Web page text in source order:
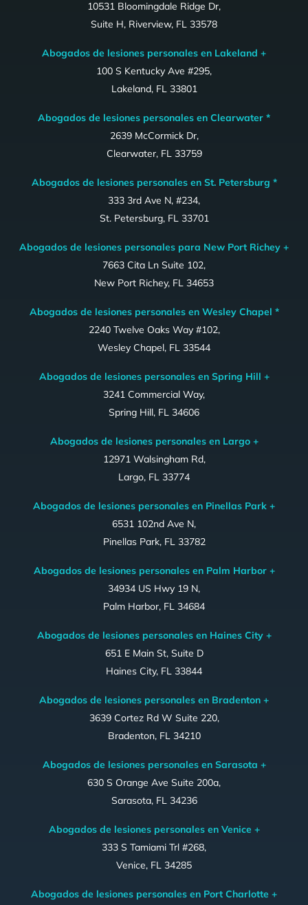
10531 Bloomingdale Ridge Dr,
Suite H, Riverview, FL 33578
Abogados de lesiones personales en Lakeland +
100 S Kentucky Ave #295,
Lakeland, FL 33801
Abogados de lesiones personales en Clearwater *
2639 McCormick Dr,
Clearwater, FL 33759
Abogados de lesiones personales en St. Petersburg *
333 3rd Ave N, #234,
St. Petersburg, FL 33701
Abogados de lesiones personales para New Port Richey +
7663 Cita Ln Suite 102,
New Port Richey, FL 34653
Abogados de lesiones personales en Wesley Chapel *
2240 Twelve Oaks Way #102,
Wesley Chapel, FL 33544
Abogados de lesiones personales en Spring Hill +
3241 Commercial Way,
Spring Hill, FL 34606
Abogados de lesiones personales en Largo +
12971 Walsingham Rd,
Largo, FL 33774
Abogados de lesiones personales en Pinellas Park +
6531 102nd Ave N,
Pinellas Park, FL 33782
Abogados de lesiones personales en Palm Harbor +
34934 US Hwy 19 N,
Palm Harbor, FL 34684
Abogados de lesiones personales en Haines City +
651 E Main St, Suite D
Haines City, FL 33844
Abogados de lesiones personales en Bradenton +
3639 Cortez Rd W Suite 220,
Bradenton, FL 34210
Abogados de lesiones personales en Sarasota +
630 S Orange Ave Suite 200a,
Sarasota, FL 34236
Abogados de lesiones personales en Venice +
333 S Tamiami Trl #268,
Venice, FL 34285
Abogados de lesiones personales en Port Charlotte +